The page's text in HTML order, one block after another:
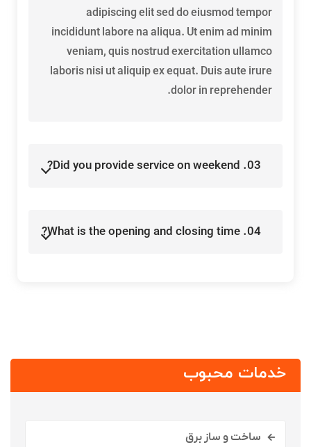
adipiscing elit sed do eiusmod tempor
incididunt labore na aliqua. Ut enim ad minim
veniam, quis nostrud exercitation ullamco
laboris nisi ut aliquip ex equat. Duis aute irure
dolor in reprehender.
03. Did you provide service on weekend?
04. What is the opening and closing time?
خدمات محبوب
ساخت و ساز برق